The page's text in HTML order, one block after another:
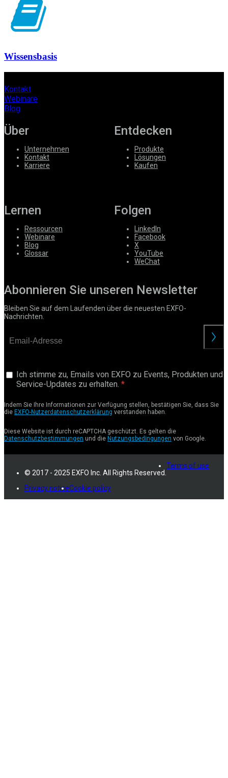
Wissensbasis
Kontakt
Webinare
Blog
Über
Unternehmen
Kontakt
Karriere
Entdecken
Produkte
Lösungen
Kaufen
Lernen
Ressourcen
Webinare
Blog
Glossar
Folgen
LinkedIn
Facebook
X
YouTube
WeChat
Abonnieren Sie unseren Newsletter
Bleiben Sie auf dem Laufenden über die neuesten EXFO-
Nachrichten.
Ich stimme zu, Emails von EXFO zu Events, Produkten und
Service-Updates zu erhalten.
Indem Sie Ihre Informationen zur Verfügung stellen, bestätigen Sie, dass Sie
die EXFO-Nutzerdatenschutzerklärung verstanden haben.
Diese Website ist durch reCAPTCHA geschützt. Es gelten die
Datenschutzbestimmungen und die Nutzungsbedingungen von Google.
© 2017 - 2025 EXFO Inc. All Rights Reserved.
Terms of use
Privacy noticeCookie policy